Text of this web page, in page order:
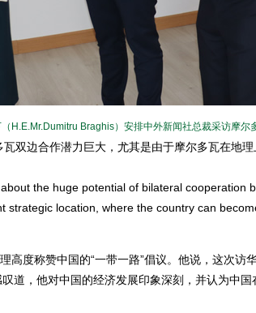
H.E.Mr.Dumitru Braghis）安排中外新闻社总裁采访摩
双边合作潜力巨大，尤其是由于摩尔多瓦在地
the huge potential of bilateral cooperation
strategic location, where the country can
度称赞中国的“一带一路”倡议。他说，这次访
道，他对中国的经济发展印象深刻，并认为中国